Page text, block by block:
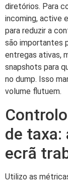
diretórios. Para
incoming, active
para reduzir a
são importantes
entregas ativas,
snapshots para
no dump. Isso
volume flutuem.
de taxa:
ecrã
Utilizo as